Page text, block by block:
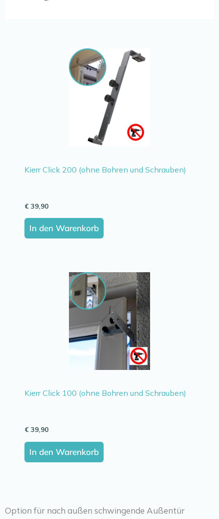
Kierr Click 200 (ohne Bohren und Schrauben)
€ 39,90
In den Warenkorb
Kierr Click 100 (ohne Bohren und Schrauben)
€ 39,90
In den Warenkorb
Option für nach außen schwingende Außentür